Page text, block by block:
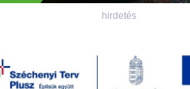
hirdetés